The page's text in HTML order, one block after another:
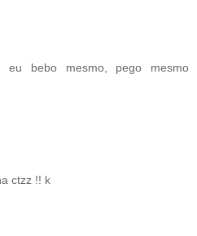
eu bebo mesmo, pego mesmo
ctzz !! k